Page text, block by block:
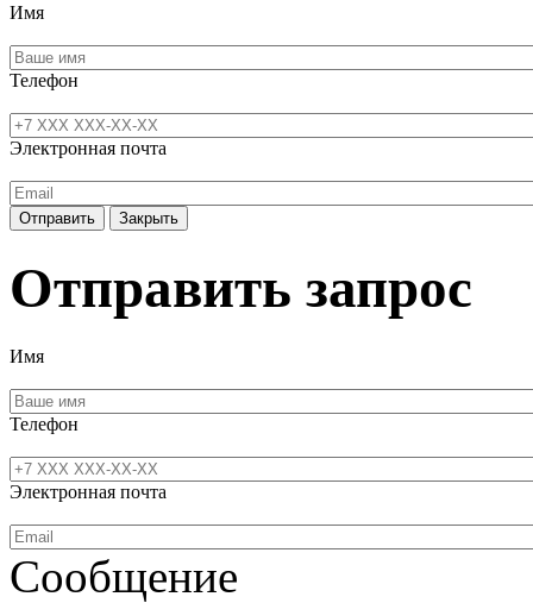
Имя
Телефон
Электронная почта
Отправить Закрыть
Отправить запрос
Имя
Телефон
Электронная почта
Сообщение